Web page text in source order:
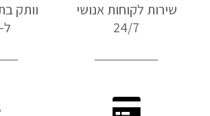
שירות לקוחות אנושי
24/7
וותק
ל-50 שנה